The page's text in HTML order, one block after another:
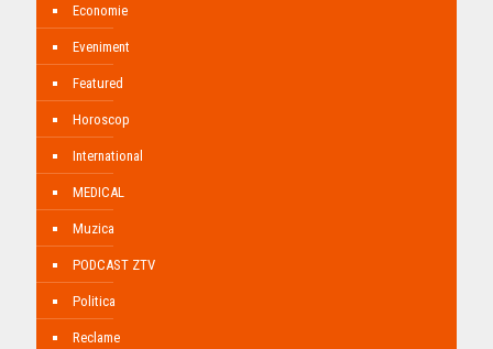
Economie
Eveniment
Featured
Horoscop
International
MEDICAL
Muzica
PODCAST ZTV
Politica
Reclame